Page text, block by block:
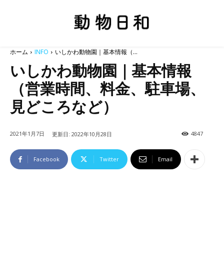
ホーム INFO いしかわ動物園｜基本情報（...
いしかわ動物園｜基本情報
（営業時間、料金、駐車場、
見どころなど）
2021年1月7日 更新日: 2022年10月28日 4847
Facebook Twitter Email